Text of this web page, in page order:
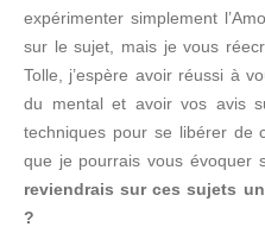
expérimenter simplement
sur le sujet, mais je vous
Tolle, j’espère avoir réussi à
du mental et avoir vos avis
techniques pour se libérer de
que je pourrais vous évoquer
reviendrais sur ces sujets
?